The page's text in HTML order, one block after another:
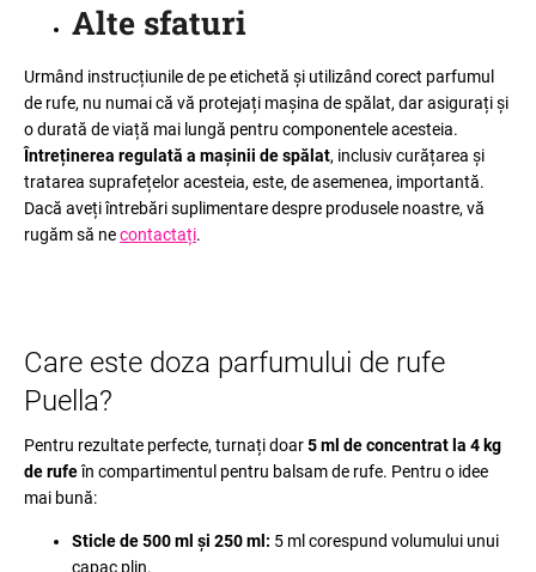
Alte sfaturi
Urmând instrucțiunile de pe etichetă și utilizând corect parfumul
de rufe, nu numai că vă protejați mașina de spălat, dar asigurați și
o durată de viață mai lungă pentru componentele acesteia.
Întreținerea regulată a mașinii de spălat, inclusiv curățarea și
tratarea suprafețelor acesteia, este, de asemenea, importantă.
Dacă aveți întrebări suplimentare despre produsele noastre, vă
rugăm să necontactați.
Care este doza parfumului de rufe
Puella?
Pentru rezultate perfecte, turnați doar5 ml de concentrat la 4 kg
de rufeîn compartimentul pentru balsam de rufe. Pentru o idee
mai bună:
Sticle de 500 ml și 250 ml: 5 ml corespund volumului unui
capac plin.